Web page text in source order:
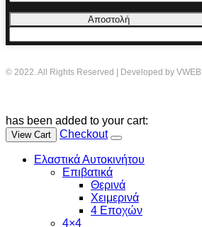
Αποστολή
© 2022. All Rights Reserved | Developed by VWEB
has been added to your cart:
View Cart Checkout
Ελαστικά Αυτοκινήτου
Επιβατικά
Θερινά
Χειμερινά
4 Εποχών
4×4